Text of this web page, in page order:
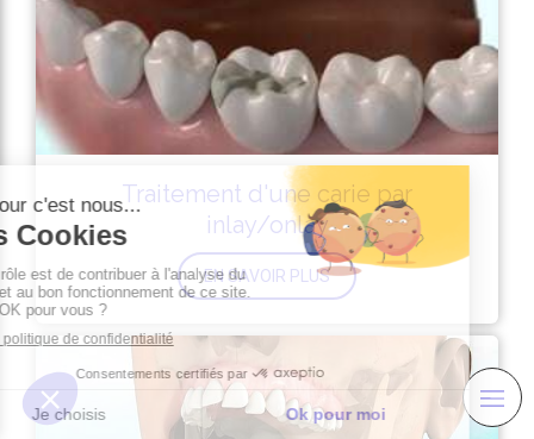
Traitement d'une carie par
inlay/onlay
EN SAVOIR PLUS